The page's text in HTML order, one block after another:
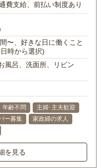
通費支給、前払い制度あり
〜、好きな日に働くこと
時から選択)
風呂、洗面所、リビン
年齢不問
主婦･主夫歓迎
ー募集
家政婦の求人
を見る